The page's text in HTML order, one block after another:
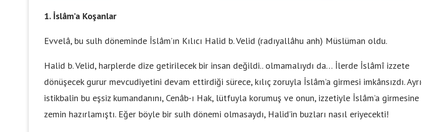
1. İslâm’a Koşanlar
Evvelâ, bu sulh döneminde İslâm’ın Kılıcı Halid b. Velid (radıyallâhu anh) Müslüman oldu.
Halid b. Velid, harplerde dize getirilecek bir insan değildi.. olmamalıydı da… İlerde İslâmî izzete
dönüşecek gurur mevcudiyetini devam ettirdiği sürece, kılıç zoruyla İslâm’a girmesi imkânsızdı.
istikbalin bu eşsiz kumandanını, Cenâb-ı Hak, lütfuyla korumuş ve onun, izzetiyle İslâm’a girmesine
zemin hazırlamıştı. Eğer böyle bir sulh dönemi olmasaydı, Halid’in buzları nasıl eriyecekti!